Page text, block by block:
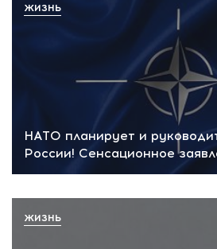
НАТО планирует и
России! Сенсационное
ЖИЗНЬ
ЖИЗНЬ